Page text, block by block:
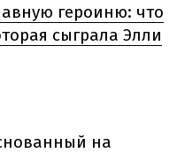
героиню: что
сыграла Элли
на